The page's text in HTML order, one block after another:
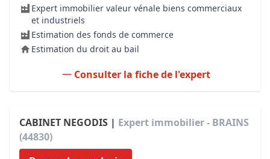
Expert immobilier valeur vénale biens commerciaux
et industriels
Estimation des fonds de commerce
Estimation du droit au bail
Consulter la fiche de l'expert
CABINET NEGODIS | Expert immobilier - BRAINS
(44830)